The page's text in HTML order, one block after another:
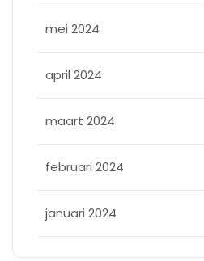
mei 2024
april 2024
maart 2024
februari 2024
januari 2024